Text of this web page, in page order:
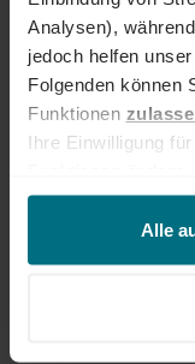
Analysen),
jedoch helfen
Folgenden können
Funktionen
Ihre Einwilligung
jederzeit über
und/oder
Informationen
Alle
Deine
+49